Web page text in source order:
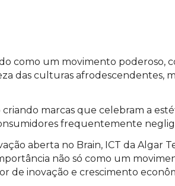
como um movimento poderoso,
das culturas afrodescendentes,
marcas que celebram a
frequentemente
aberta no Brain, ICT da Algar
não só como um
de inovação e crescimento